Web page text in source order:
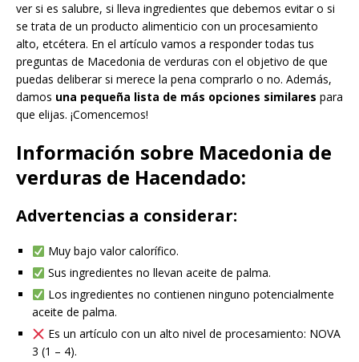
ver si es salubre, si lleva ingredientes que debemos evitar o si
se trata de un producto alimenticio con un procesamiento
alto, etcétera. En el artículo vamos a responder todas tus
preguntas de Macedonia de verduras con el objetivo de que
puedas deliberar si merece la pena comprarlo o no. Además,
damos una pequeña lista de más opciones similares para
que elijas. ¡Comencemos!
Información sobre Macedonia de
verduras de Hacendado:
Advertencias a considerar:
Muy bajo valor calorífico.
Sus ingredientes no llevan aceite de palma.
Los ingredientes no contienen ninguno potencialmente
aceite de palma.
Es un artículo con un alto nivel de procesamiento: NOVA
3 (1 – 4).